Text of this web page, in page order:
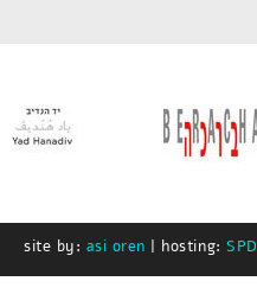
site by: asi oren | hosting:SPD